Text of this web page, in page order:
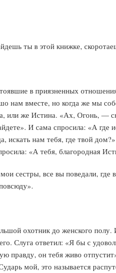
ты в этой книжке,
в приязненных
нам вместе, но когда же мы
или же Истина. «Ах, Огонь, —
И сама спросила: «А где
искать нам тебя, где твой
«А тебя, благородная
сестры, все вы поведали,
охотник до женского полу.
Слуга ответил: «Я бы с
правду, он тебя живо
мой, это называется